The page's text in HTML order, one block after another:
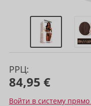
РРЦ:
84,95 €
Войти в систему прямо